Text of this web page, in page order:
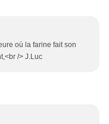
où la farine fait son
/> J.Luc